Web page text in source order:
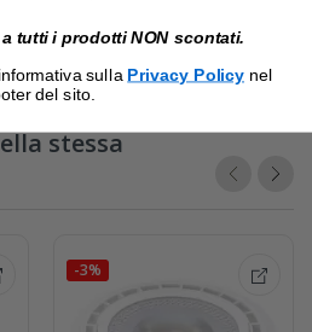
stessa
-3%
tutti i prodotti NON scontati.
sulla Privacy Policy nel
del sito.